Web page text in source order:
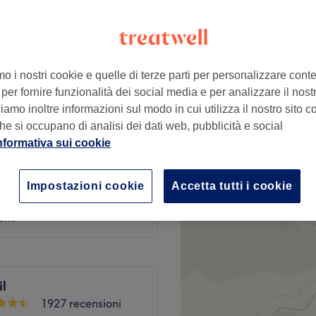
€ 8
€ 15
1927 recensioni
i nostri cookie e quelle di terze parti per personalizzare
fornire funzionalità dei social media e per analizzare il
inoltre informazioni sul modo in cui utilizza il nostro sito
si occupano di analisi dei dati web, pubblicità e social
sui cookie
Accetta tutti i cookie
Impostazioni cookie